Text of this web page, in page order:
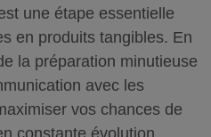
une étape essentielle
en produits tangibles. En
la préparation minutieuse
avec les
vos chances de